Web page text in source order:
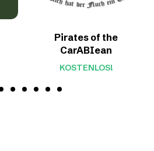
Pirates of the
CarABIean
KOSTENLOS!